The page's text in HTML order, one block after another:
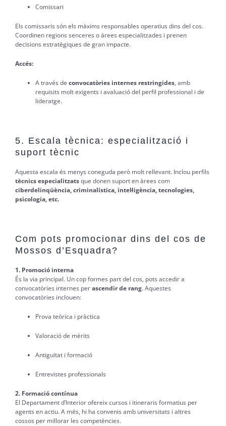
Comissari
Els comissaris són els màxims responsables operatius dins del cos.
Coordinen regions senceres o àrees especialitzades i prenen
decisions estratègiques de gran impacte.
Accés:
A través de convocatòries internes restringides, amb
requisits molt exigents i avaluació del perfil professional i de
lideratge.
5. Escala tècnica: especialització i
suport tècnic
Aquesta escala és menys coneguda però molt rellevant. Inclou perfils
tècnics especialitzatsque donen suport en àrees com
ciberdelinqüència, criminalística, intel·ligència, tecnologies,
psicologia, etc.
Com pots promocionar dins del cos de
Mossos d’Esquadra?
1. Promoció interna
És la via principal. Un cop formes part del cos, pots accedir a
convocatòries internes perascendir de rang. Aquestes
convocatòries inclouen:
Prova teòrica i pràctica
Valoració de mèrits
Antiguitat i formació
Entrevistes professionals
2. Formació contínua
El Departament d’Interior ofereix cursos i itineraris formatius per
agents en actiu. A més, hi ha convenis amb universitats i altres
cossos per millorar les competències.